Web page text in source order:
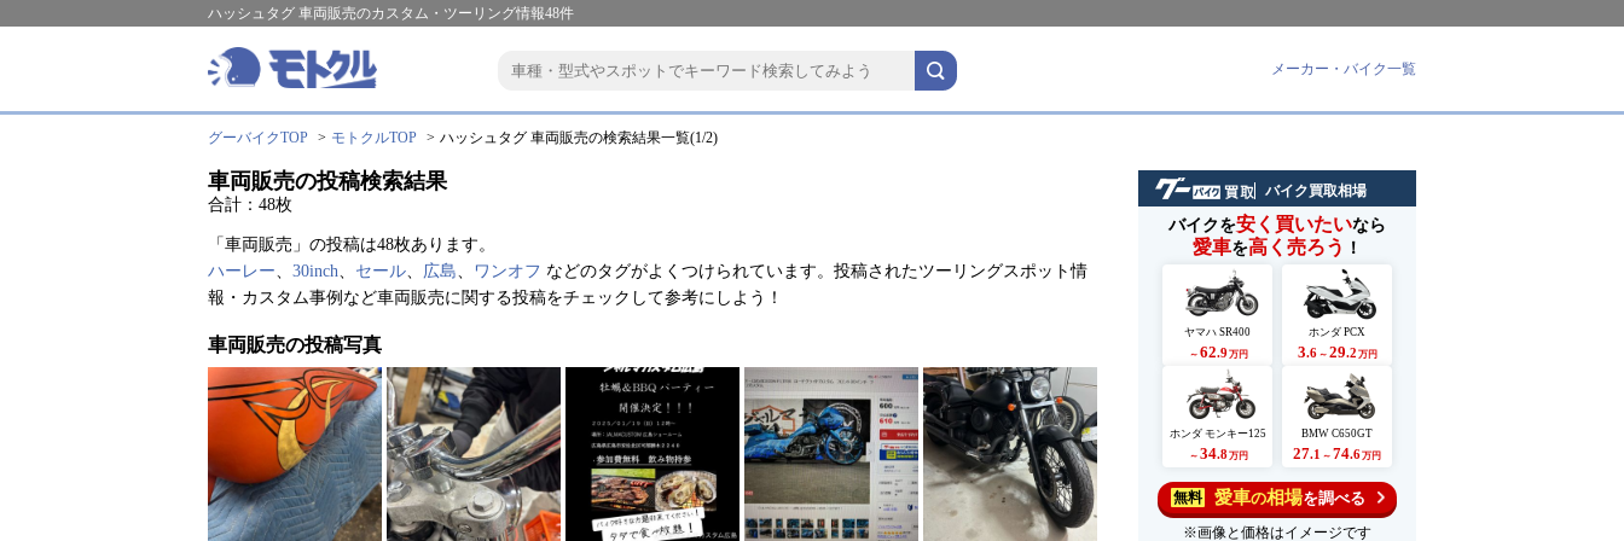
ハッシュタグ 車両販売のカスタム・ツーリング情報48件
メーカー・バイク一覧
グーバイクTOP モトクルTOP ハッシュタグ 車両販売の検索結果一覧(1/2)
車両販売の投稿検索結果
合計：48枚
「車両販売」の投稿は48枚あります。
ハーレー、 30inch、 セール、 広島、 ワンオフ などのタグがよくつけられています。投稿されたツーリングスポット情
報・カスタム事例など車両販売に関する投稿をチェックして参考にしよう！
車両販売の投稿写真
バイク買取相場
バイクを安く買いたいなら
愛車を高く売ろう ！
ヤマハ SR400
～ 62.9 万円
ホンダ PCX
3.6 ～ 29.2 万円
ホンダ モンキー125
～ 34.8万円
BMW C650GT
27.1 ～ 74.6万円
無料 愛車の相場を調べる
※画像と価格はイメージです